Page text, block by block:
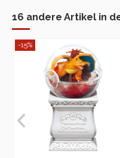
16 andere Artikel in
-15%